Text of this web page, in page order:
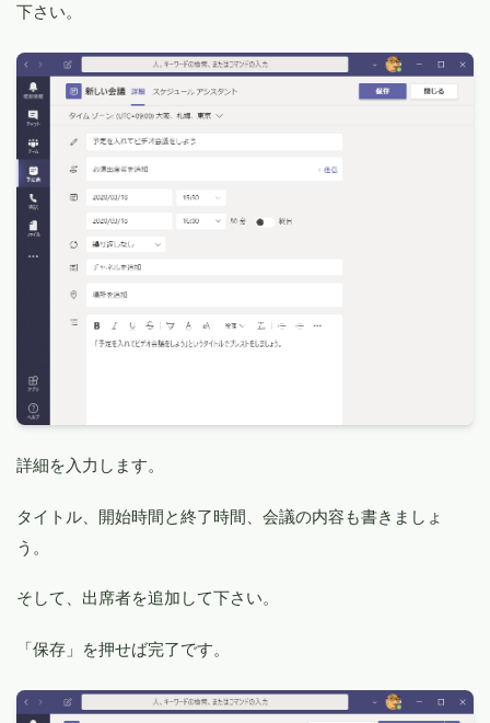
下さい。
詳細を入力します。
タイトル、開始時間と終了時間、会議の内容も書きましょ
う。
そして、出席者を追加して下さい。
「保存」を押せば完了です。